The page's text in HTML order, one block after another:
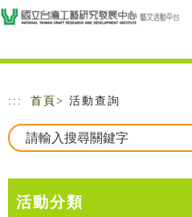
跳到主要內容
網站導覽
::: 首頁 > 活動查詢
活動分類